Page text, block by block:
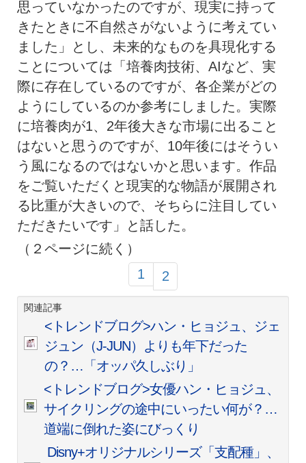
思っていなかったのですが、現実に持って
きたときに不自然さがないように考えてい
ました」とし、未来的なものを具現化する
ことについては「培養肉技術、AIなど、実
際に存在しているのですが、各企業がどの
ようにしているのか参考にしました。実際
に培養肉が1、2年後大きな市場に出ること
はないと思うのですが、10年後にはそうい
う風になるのではないかと思います。作品
をご覧いただくと現実的な物語が展開され
る比重が大きいので、そちらに注目してい
ただきたいです」と話した。
（２ページに続く）
1
2
関連記事
<トレンドブログ>ハン・ヒョジュ、ジェ
ジュン（J-JUN）よりも年下だった
の？…「オッパ久しぶり」
<トレンドブログ>女優ハン・ヒョジュ、
サイクリングの途中にいったい何が？…
道端に倒れた姿にびっくり
Disny+オリジナルシリーズ「支配種」、